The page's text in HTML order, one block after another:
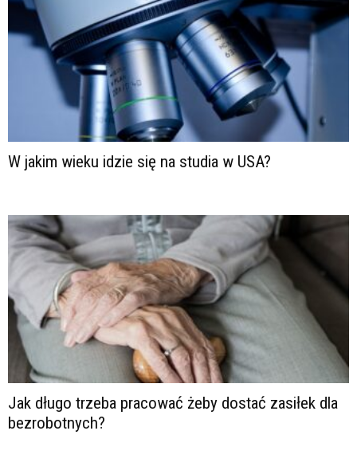
W jakim wieku idzie się na studia w USA?
Jak długo trzeba pracować żeby dostać zasiłek dla
bezrobotnych?